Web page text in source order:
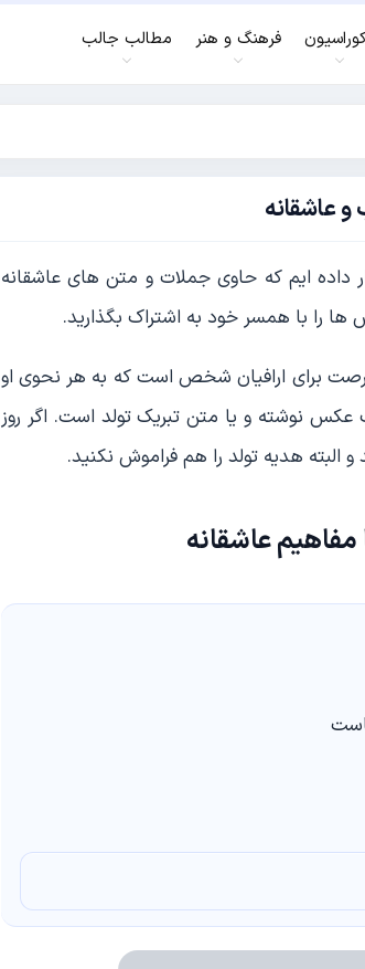
فرهنگ و هنر مطالب جالب
عاشقانه
ایم که حاوی جملات و متن های عاشقانه
ها را با همسر خود به اشتراک بگذارید.
برای ارافیان شخص است که به هر نحوی او
نوشته و یا متن تبریک تولد است. اگر روز
هدیه تولد را هم فراموش نکنید.
عاشقانه